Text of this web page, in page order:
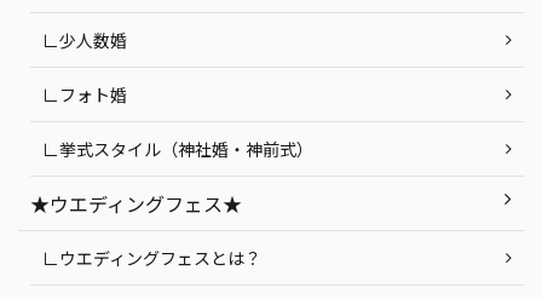
∟少人数婚
∟フォト婚
∟挙式スタイル（神社婚・神前式）
★ウエディングフェス★
∟ウエディングフェスとは？